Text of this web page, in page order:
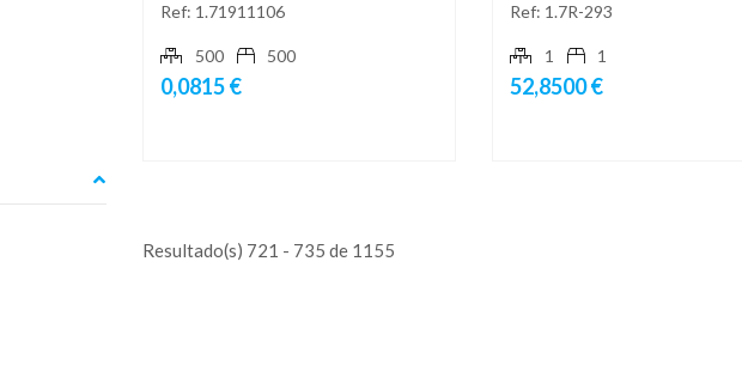
Ref: 1.71911106
500 500
0,0815 €
Ref: 1.7R-293
1 1
52,8500 €
Resultado(s) 721 - 735 de 1155